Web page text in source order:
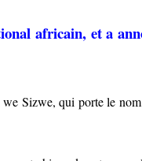
africain, et a
Sizwe, qui porte le